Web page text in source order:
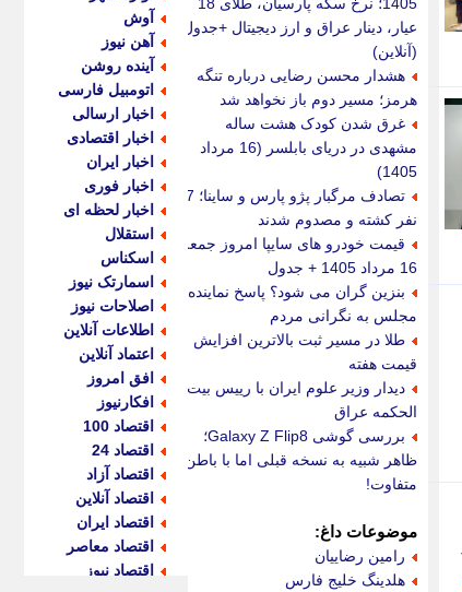
عیار، دینار عراق و ارز دیجیتال +جدول
(آنلاین)
هشدار محسن رضایی درباره تنگه
هرمز؛ مسیر دوم باز نخواهد شد
غرق شدن کودک هشت ساله
مشهدی در دریای بابلسر (16 مرداد
1405)
تصادف مرگبار پژو پارس و ساینا؛ 7
نفر کشته و مصدوم شدند
قیمت خودرو های سایپا امروز جمعه
16 مرداد 1405 + جدول
بنزین گران می شود؟ پاسخ نماینده
مجلس به نگرانی مردم
طلا در مسیر ثبت بالاترین افزایش
قیمت هفته
دیدار وزیر علوم ایران با رییس بیت
الحکمه عراق
بررسی گوشی Galaxy Z Flip8؛
ظاهر شبیه به نسخه قبلی اما با باطن
متفاوت!
موضوعات داغ:
رامین رضاییان
هلدینگ خلیج فارس
آوش
آهن نیوز
آینده روشن
اتومبیل فارسی
اخبار ارسالی
اخبار اقتصادی
اخبار ایران
اخبار فوری
اخبار لحظه ای
استقلال
اسکناس
اسمارتک نیوز
اصلاحات نیوز
اطلاعات آنلاین
اعتماد آنلاین
افق امروز
افکارنیوز
اقتصاد 100
اقتصاد 24
اقتصاد آزاد
اقتصاد آنلاین
اقتصاد ایران
اقتصاد معاصر
اقتصاد نیوز